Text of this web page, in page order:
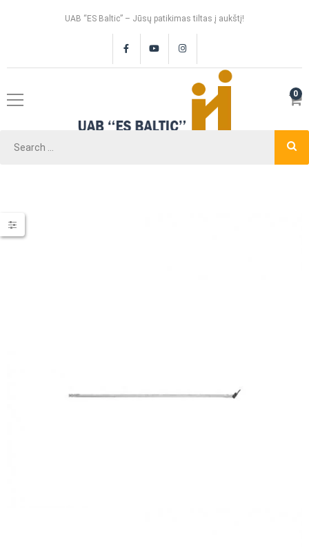
UAB “ES Baltic” – Jūsų patikimas tiltas į aukštį!
0